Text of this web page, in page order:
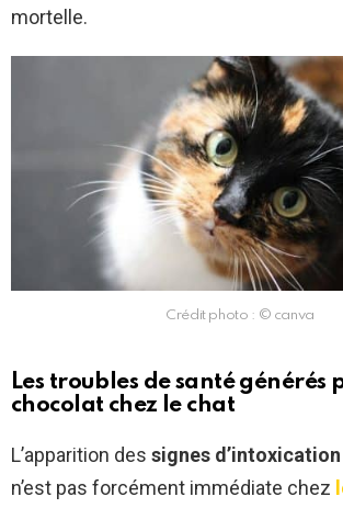
mortelle.
Crédit photo : © canva
Les troubles de santé générés
chocolat chez le chat
L’apparition des signes
n’est pas forcément immédiate chez